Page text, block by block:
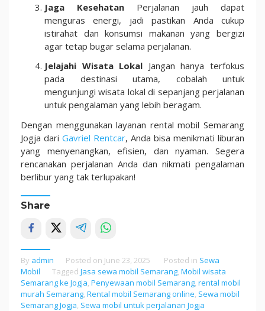
Jaga Kesehatan Perjalanan jauh dapat
menguras energi, jadi pastikan Anda cukup
istirahat dan konsumsi makanan yang bergizi
agar tetap bugar selama perjalanan.
Jelajahi Wisata Lokal Jangan hanya terfokus
pada destinasi utama, cobalah untuk
mengunjungi wisata lokal di sepanjang perjalanan
untuk pengalaman yang lebih beragam.
Dengan menggunakan layanan rental mobil Semarang
Jogja dari Gavriel Rentcar, Anda bisa menikmati liburan
yang menyenangkan, efisien, dan nyaman. Segera
rencanakan perjalanan Anda dan nikmati pengalaman
berlibur yang tak terlupakan!
Share
By admin Posted on June 23, 2025 Posted in Sewa
Mobil
Tagged Jasa sewa mobil Semarang Mobil wisata
Semarang ke Jogja Penyewaan mobil Semarang rental mobil
murah Semarang Rental mobil Semarang online Sewa mobil
Semarang Jogja Sewa mobil untuk perjalanan Jogja